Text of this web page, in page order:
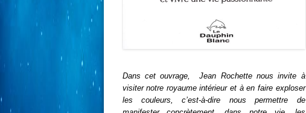
Dans cet ouvrage, Jean Rochette nous invite à
visiter notre royaume intérieur et à en faire exploser
les couleurs, c’est-à-dire nous permettre de